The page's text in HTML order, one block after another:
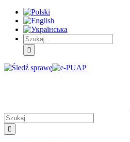
Skip
Treść
główna
Skip
Menu
główne
Skip
Menu
dodatkowe
Szukaj
Śledź
E-
Facebook
BIP
Instagram
Szukaj